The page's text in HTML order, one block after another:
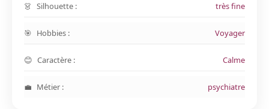
Silhouette : très fine
Hobbies : Voyager
Caractère : Calme
Métier : psychiatre